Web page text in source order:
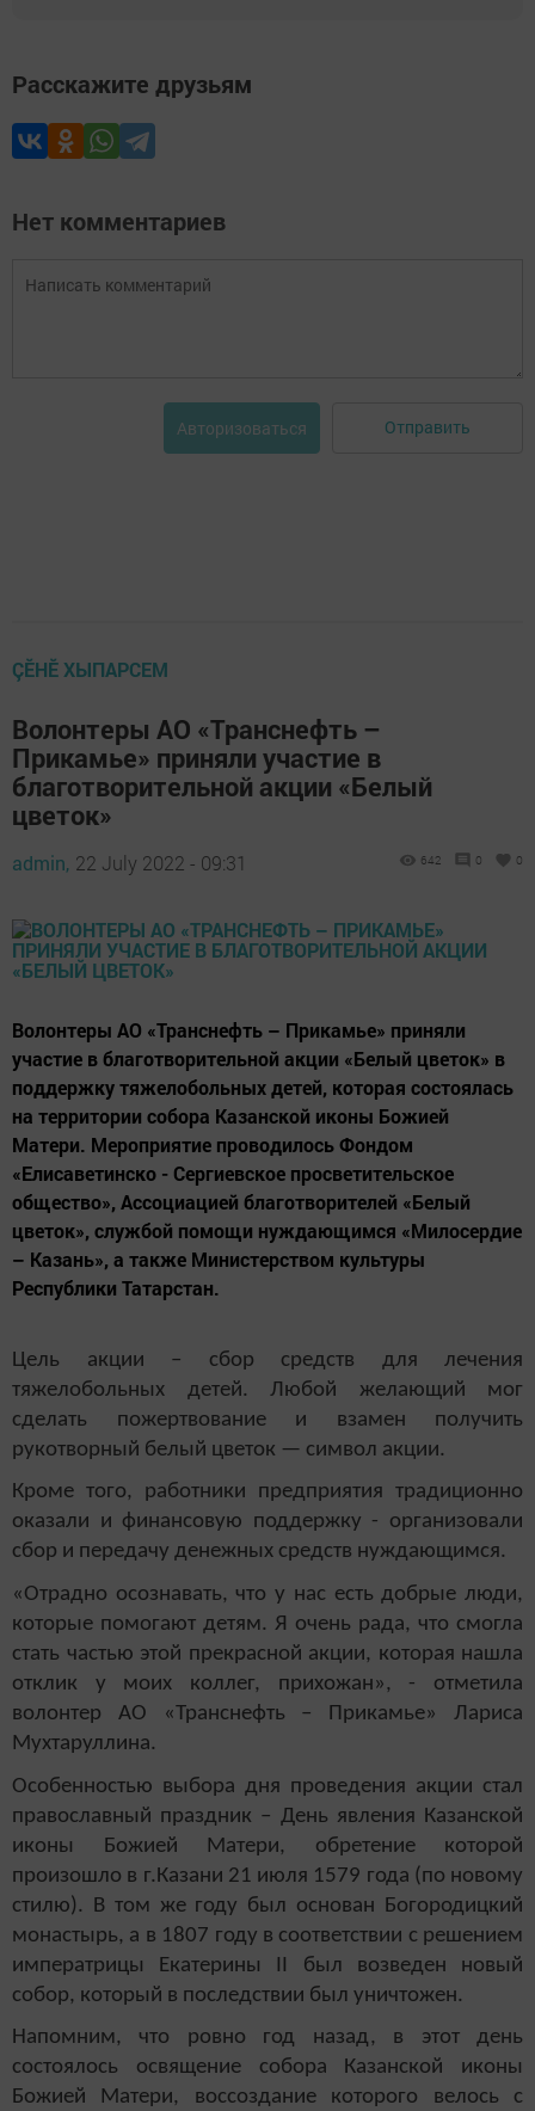
Расскажите друзьям
Нет комментариев
Авторизоваться Отправить
ÇӖНӖ ХЫПАРСЕМ
Волонтеры АО «Транснефть –
Прикамье» приняли участие в
благотворительной акции «Белый
цветок»
admin, 22 July 2022 - 09:31 642 0 0
Волонтеры АО «Транснефть – Прикамье» приняли
участие в благотворительной акции «Белый цветок» в
поддержку тяжелобольных детей, которая состоялась
на территории собора Казанской иконы Божией
Матери. Мероприятие проводилось Фондом
«Елисаветинско - Сергиевское просветительское
общество», Ассоциацией благотворителей «Белый
цветок», службой помощи нуждающимся «Милосердие
– Казань», а также Министерством культуры
Республики Татарстан.
Цель акции – сбор средств для лечения
тяжелобольных детей. Любой желающий мог
сделать пожертвование и взамен получить
рукотворный белый цветок — символ акции.
Кроме того, работники предприятия традиционно
оказали и финансовую поддержку - организовали
сбор и передачу денежных средств нуждающимся.
«Отрадно осознавать, что у нас есть добрые люди,
которые помогают детям. Я очень рада, что смогла
стать частью этой прекрасной акции, которая нашла
отклик у моих коллег, прихожан», - отметила
волонтер АО «Транснефть – Прикамье» Лариса
Мухтаруллина.
Особенностью выбора дня проведения акции стал
православный праздник – День явления Казанской
иконы Божией Матери, обретение которой
произошло в г.Казани 21 июля 1579 года (по новому
стилю). В том же году был основан Богородицкий
монастырь, а в 1807 году в соответствии с решением
императрицы Екатерины II был возведен новый
собор, который в последствии был уничтожен.
Напомним, что ровно год назад, в этот день
состоялось освящение собора Казанской иконы
Божией Матери, воссоздание которого велось с